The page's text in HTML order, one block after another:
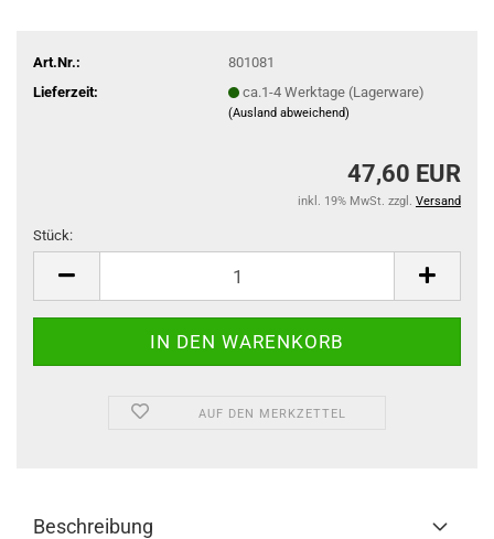
Art.Nr.:
801081
Lieferzeit:
ca.1-4 Werktage (Lagerware)
(Ausland abweichend)
47,60 EUR
inkl. 19% MwSt. zzgl. Versand
Stück:
AUF DEN MERKZETTEL
Beschreibung